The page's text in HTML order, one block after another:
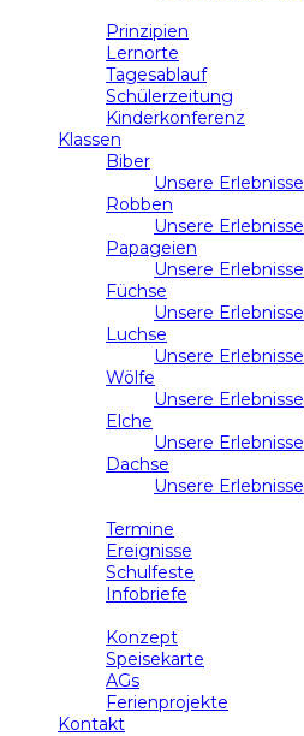
Prinzipien
Lernorte
Tagesablauf
Schülerzeitung
Kinderkonferenz
Klassen
Biber
Unsere Erlebnisse
Robben
Unsere Erlebnisse
Papageien
Unsere Erlebnisse
Füchse
Unsere Erlebnisse
Luchse
Unsere Erlebnisse
Wölfe
Unsere Erlebnisse
Elche
Unsere Erlebnisse
Dachse
Unsere Erlebnisse
Termine
Ereignisse
Schulfeste
Infobriefe
Konzept
Speisekarte
AGs
Ferienprojekte
Kontakt